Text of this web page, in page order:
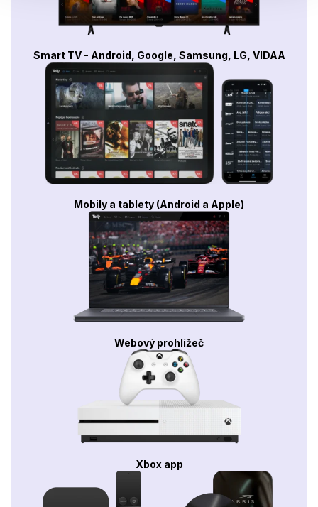
Smart TV - Android, Google, Samsung, LG, VIDAA
Mobily a tablety (Android a Apple)
Webový prohlížeč
Xbox app